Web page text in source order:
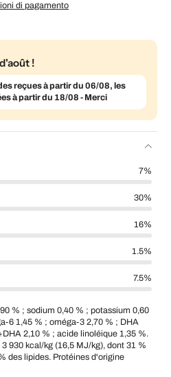
di pagamento
!
reçues à partir du 06/08, les
à partir du 18/08 - Merci
7%
30%
16%
1.5%
7.5%
% ; sodium 0,40 % ; potassium 0,60
6 1,45 % ; oméga-3 2,70 % ; DHA
2,10 % ; acide linoléique 1,35 %.
930 kcal/kg (16,5 MJ/kg), dont 31 %
des lipides. Protéines d'origine